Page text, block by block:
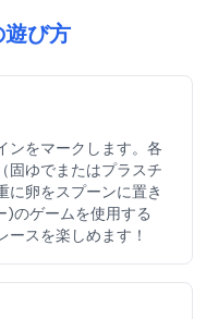
び方
ンをマークします。各
固ゆでまたはプラスチ
に卵をスプーンに置き
)のゲームを使用する
ースを楽しめます！